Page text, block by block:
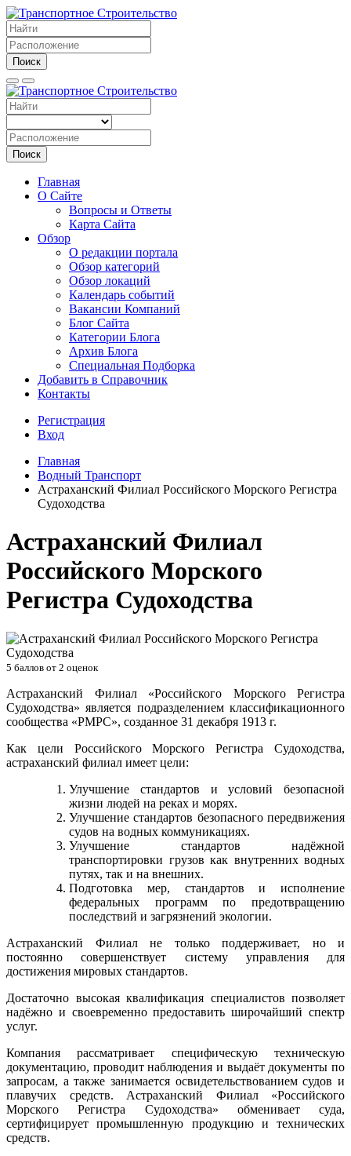
Поиск
Поиск
Главная
О Сайте
Вопросы и Ответы
Карта Сайта
Обзор
О редакции портала
Обзор категорий
Обзор локаций
Календарь событий
Вакансии Компаний
Блог Сайта
Категории Блога
Архив Блога
Специальная Подборка
Добавить в Справочник
Контакты
Регистрация
Вход
Главная
Водный Транспорт
Астраханский Филиал Российского Морского Регистра
Судоходства
Астраханский Филиал
Российского Морского
Регистра Судоходства
5 баллов от 2 оценок
Астраханский Филиал «Российского Морского Регистра
Судоходства» является подразделением классификационного
сообщества «РМРС», созданное 31 декабря 1913 г.
Как цели Российского Морского Регистра Судоходства,
астраханский филиал имеет цели:
Улучшение стандартов и условий безопасной
жизни людей на реках и морях.
Улучшение стандартов безопасного передвижения
судов на водных коммуникациях.
Улучшение стандартов надёжной
транспортировки грузов как внутренних водных
путях, так и на внешних.
Подготовка мер, стандартов и исполнение
федеральных программ по предотвращению
последствий и загрязнений экологии.
Астраханский Филиал не только поддерживает, но и
постоянно совершенствует систему управления для
достижения мировых стандартов.
Достаточно высокая квалификация специалистов позволяет
надёжно и своевременно предоставить широчайший спектр
услуг.
Компания рассматривает специфическую техническую
документацию, проводит наблюдения и выдаёт документы по
запросам, а также занимается освидетельствованием судов и
плавучих средств. Астраханский Филиал «Российского
Морского Регистра Судоходства» обменивает суда,
сертифицирует промышленную продукцию и технических
средств.